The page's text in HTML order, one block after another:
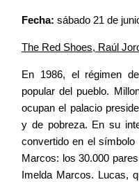
Fecha: sábado 21 de
The Red Shoes, Raúl
En 1986, el régimen
popular del pueblo.
ocupan el palacio
y de pobreza. En su
convertido en el
Marcos: los 30.000
Imelda Marcos. Lucas,